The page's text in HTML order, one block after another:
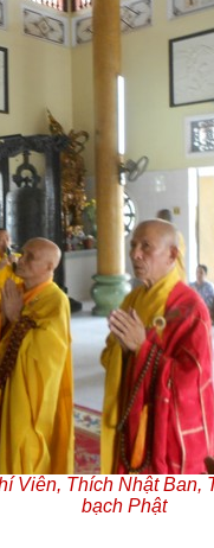
Viên, Thích Nhật Ban,
bạch Phật